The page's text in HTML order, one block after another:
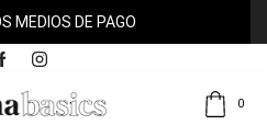
MEDIOS DE PAGO
0